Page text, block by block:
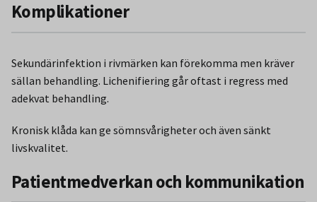
Komplikationer
Sekundärinfektion i rivmärken kan förekomma men kräver
sällan behandling. Lichenifiering går oftast i regress med
adekvat behandling.
Kronisk klåda kan ge sömnsvårigheter och även sänkt
livskvalitet.
Patientmedverkan och kommunikation